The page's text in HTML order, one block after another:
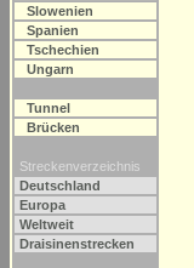
Slowenien
Spanien
Tschechien
Ungarn
Tunnel
Brücken
Streckenverzeichnis
Deutschland
Europa
Weltweit
Draisinenstrecken